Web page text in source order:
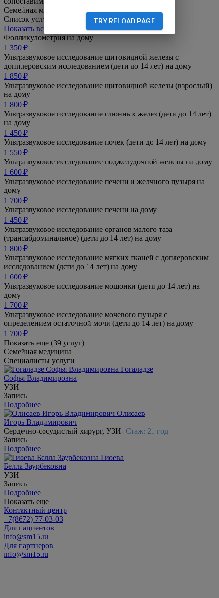
Семейная медицина
Список услуг
Показать все услуги раздела
Фолликулометрия на дому
1 350 ₽
Ультразвуковое исследование щитовидной железы с
допплеровским исследованием (дети до 14 лет) на дому
1 850 ₽
Ультразвуковое исследование щитовидной железы (взрослый)
на дому
1 800 ₽
Ультразвуковое исследование слюнных желез (дети до 14 лет)
на дому
1 450 ₽
Ультразвуковое исследование почек (дети до 14 лет) на дому
1 550 ₽
Ультразвуковое исследование поджелудочной железы на дому
1 600 ₽
Ультразвуковое исследование печени и желчного пузыря на
дому
1 700 ₽
Ультразвуковое исследование печени на дому
1 450 ₽
Ультразвуковое исследование органов малого таза
(трансабдоминальное) (дети до 14 лет) на дому
1 800 ₽
Ультразвуковое исследование мягких тканей с доплеровским
исследованием (дети до 14 лет) на дому
1 600 ₽
Ультразвуковое исследование мошонки (дети до 14 лет) на
дому
1 700 ₽
Ультразвуковое исследование мочевого пузыря с
определением остаточной мочи (дети до 14 лет) на дому
1 700 ₽
Показать еще (39 услуг)
Семейная медицина
Специалисты услуги
Гогаладзе
Софья Владимировна
УЗИ
Запись
Подробнее
Олисаев
Игорь Владимирович
Сердечно-сосудистый хирург, УЗИ- Стаж: 21 год
Запись
Подробнее
Гиоева
Белла Заурбековна
УЗИ
Запись
Подробнее
Показать еще
Контактный центр
+7(8672) 77-03-03
Для пациентов
info@sm15.ru
Для партнеров
info@sm15.ru
TRY RELOAD PAGE